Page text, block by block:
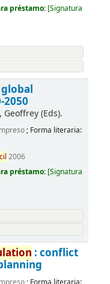
préstamo: [Signatura
2050
Geoffrey (Eds).
; Forma literaria:
2006
préstamo: [Signatura
: conflict